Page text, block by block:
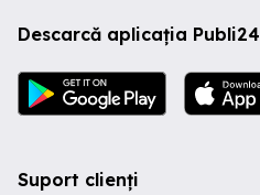
Descarcă aplicația Publi24
Suport clienți